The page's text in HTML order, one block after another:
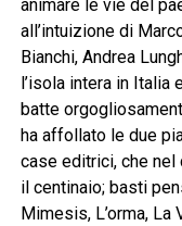
animare le vie del
all’intuizione di
Bianchi, Andrea
l’isola intera in Italia
batte
ha affollato le due
case editrici, che nel
il centinaio; basti
Mimesis, L’orma,